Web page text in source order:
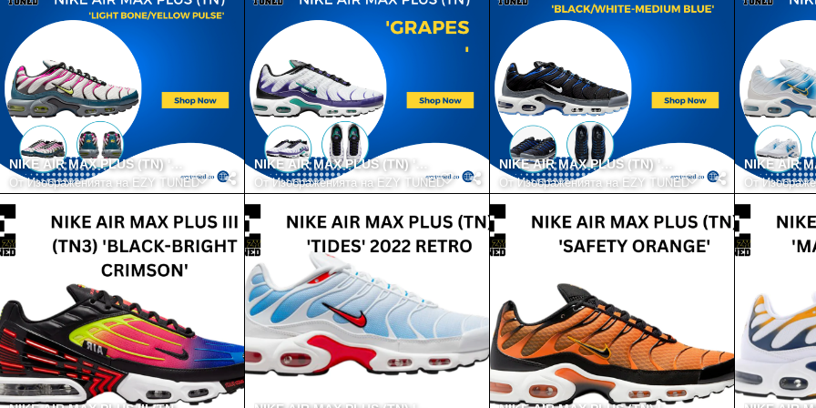
NIKE AIR MAX PLUS (TN) 'LIGHT BONE-YELLOW PULSE'
ОтИзображенията на EZY TUNED
NIKE AIR MAX PLUS (TN) 'GRAPES'
ОтИзображенията на EZY TUNED
NIKE AIR MAX PLUS (TN) 'BLACK-WHITE-MEDIUM
ОтИзображенията на EZY TUNED
NIKE AIR
От